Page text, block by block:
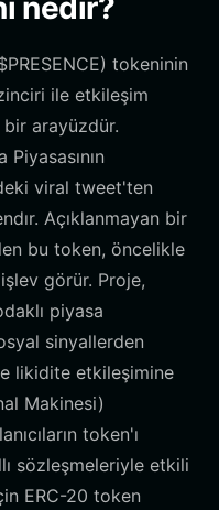
nedir?
tokeninin
ile etkileşim
arayüzdür.
viral tweet'ten
Açıklanmayan bir
bu token, öncelikle
görür. Proje,
piyasa
sinyallerden
likidite etkileşimine
Makinesi)
token'ı
sözleşmeleriyle etkili
ERC-20 token